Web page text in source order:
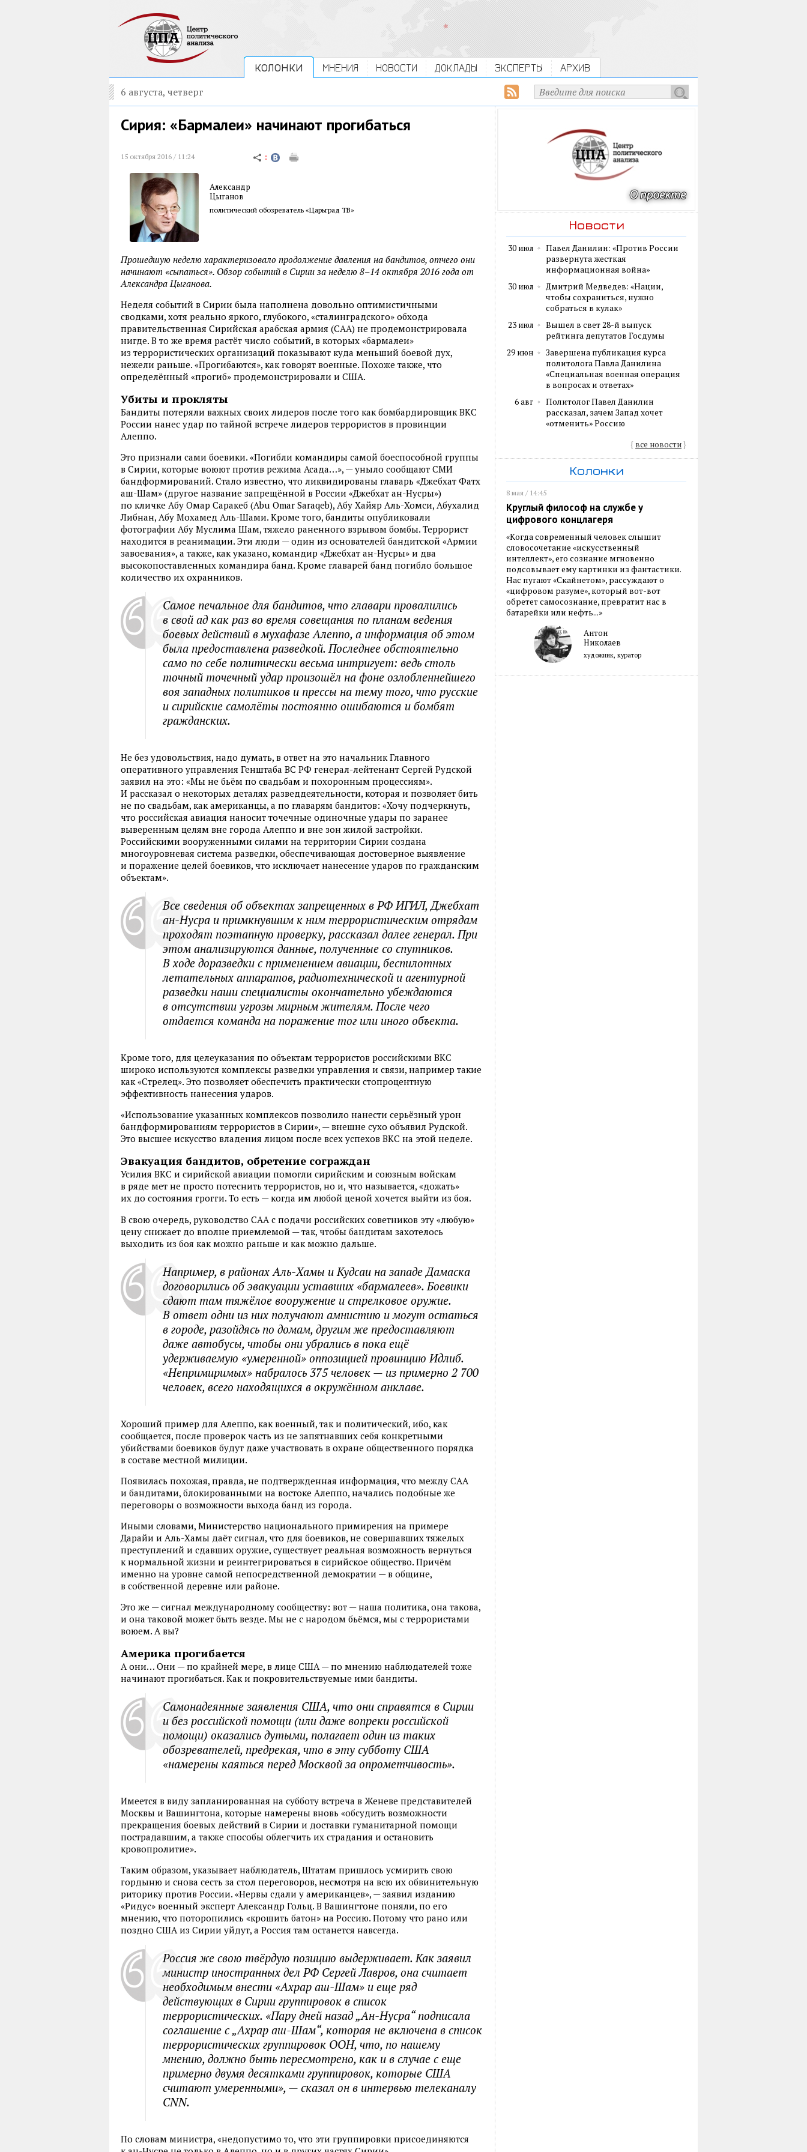
КОЛОНКИ МНЕНИЯ НОВОСТИ ДОКЛАДЫ ЭКСПЕРТЫ АРХИВ
6 августа, четверг
Сирия: «Бармалеи» начинают прогибаться
15 октября 2016 / 11:24
Александр
Цыганов
политический обозреватель «Царьград ТВ»
Прошедшую неделю характеризовало продолжение давления на бандитов, отчего они
начинают «сыпаться». Обзор событий в Сирии за неделю 8–14 октября 2016 года от
Александра Цыганова.
Неделя событий в Сирии была наполнена довольно оптимистичными
сводками, хотя реально яркого, глубокого, «сталинградского» обхода
правительственная Сирийская арабская армия (САА) не продемонстрировала
нигде. В то же время растёт число событий, в которых «бармалеи»
из террористических организаций показывают куда меньший боевой дух,
нежели раньше. «Прогибаются», как говорят военные. Похоже также, что
определённый «прогиб» продемонстрировали и США.
Убиты и прокляты
Бандиты потеряли важных своих лидеров после того как бомбардировщик ВКС
России нанес удар по тайной встрече лидеров террористов в провинции
Алеппо.
Это признали сами боевики. «Погибли командиры самой боеспособной группы
в Сирии, которые воюют против режима Асада…», — уныло сообщают СМИ
бандформирований. Стало известно, что ликвидированы главарь «Джебхат Фатх
аш-Шам» (другое название запрещённой в России «Джебхат ан-Нусры»)
по кличке Абу Омар Саракеб (Abu Omar Saraqeb), Абу Хайяр Аль-Хомси, Абухалид
Либнан, Абу Мохамед Аль-Шами. Кроме того, бандиты опубликовали
фотографии Абу Муслима Шам, тяжело раненного взрывом бомбы. Террорист
находится в реанимации. Эти люди — один из основателей бандитской «Армии
завоевания», а также, как указано, командир «Джебхат ан-Нусры» и два
высокопоставленных командира банд. Кроме главарей банд погибло большое
количество их охранников.
Самое печальное для бандитов, что главари провалились
в свой ад как раз во время совещания по планам ведения
боевых действий в мухафазе Алеппо, а информация об этом
была предоставлена разведкой. Последнее обстоятельно
само по себе политически весьма интригует: ведь столь
точный точечный удар произошёл на фоне озлобленнейшего
воя западных политиков и прессы на тему того, что русские
и сирийские самолёты постоянно ошибаются и бомбят
гражданских.
Не без удовольствия, надо думать, в ответ на это начальник Главного
оперативного управления Генштаба ВС РФ генерал-лейтенант Сергей Рудской
заявил на это: «Мы не бьём по свадьбам и похоронным процессиям».
И рассказал о некоторых деталях разведдеятельности, которая и позволяет бить
не по свадьбам, как американцы, а по главарям бандитов: «Хочу подчеркнуть,
что российская авиация наносит точечные одиночные удары по заранее
выверенным целям вне города Алеппо и вне зон жилой застройки.
Российскими вооруженными силами на территории Сирии создана
многоуровневая система разведки, обеспечивающая достоверное выявление
и поражение целей боевиков, что исключает нанесение ударов по гражданским
объектам».
Все сведения об объектах запрещенных в РФ ИГИЛ, Джебхат
ан-Нусра и примкнувшим к ним террористическим отрядам
проходят поэтапную проверку, рассказал далее генерал. При
этом анализируются данные, полученные со спутников.
В ходе доразведки с применением авиации, беспилотных
летательных аппаратов, радиотехнической и агентурной
разведки наши специалисты окончательно убеждаются
в отсутствии угрозы мирным жителям. После чего
отдается команда на поражение тог или иного объекта.
Кроме того, для целеуказания по объектам террористов российскими ВКС
широко используются комплексы разведки управления и связи, например такие
как «Стрелец». Это позволяет обеспечить практически стопроцентную
эффективность нанесения ударов.
«Использование указанных комплексов позволило нанести серьёзный урон
бандформированиям террористов в Сирии», — внешне сухо объявил Рудской.
Это высшее искусство владения лицом после всех успехов ВКС на этой неделе.
Эвакуация бандитов, обретение сограждан
Усилия ВКС и сирийской авиации помогли сирийским и союзным войскам
в ряде мет не просто потеснить террористов, но и, что называется, «дожать»
их до состояния грогги. То есть — когда им любой ценой хочется выйти из боя.
В свою очередь, руководство САА с подачи российских советников эту «любую»
цену снижает до вполне приемлемой — так, чтобы бандитам захотелось
выходить из боя как можно раньше и как можно дальше.
Например, в районах Аль-Хамы и Кудсаи на западе Дамаска
договорились об эвакуации уставших «бармалеев». Боевики
сдают там тяжёлое вооружение и стрелковое оружие.
В ответ одни из них получают амнистию и могут остаться
в городе, разойдясь по домам, другим же предоставляют
даже автобусы, чтобы они убрались в пока ещё
удерживаемую «умеренной» оппозицией провинцию Идлиб.
«Непримиримых» набралось 375 человек — из примерно 2 700
человек, всего находящихся в окружённом анклаве.
Хороший пример для Алеппо, как военный, так и политический, ибо, как
сообщается, после проверок часть из не запятнавших себя конкретными
убийствами боевиков будут даже участвовать в охране общественного порядка
в составе местной милиции.
Появилась похожая, правда, не подтвержденная информация, что между САА
и бандитами, блокированными на востоке Алеппо, начались подобные же
переговоры о возможности выхода банд из города.
Иными словами, Министерство национального примирения на примере
Дарайи и Аль-Хамы даёт сигнал, что для боевиков, не совершавших тяжелых
преступлений и сдавших оружие, существует реальная возможность вернуться
к нормальной жизни и реинтегрироваться в сирийское общество. Причём
именно на уровне самой непосредственной демократии — в общине,
в собственной деревне или районе.
Это же — сигнал международному сообществу: вот — наша политика, она такова,
и она таковой может быть везде. Мы не с народом бьёмся, мы с террористами
воюем. А вы?
Америка прогибается
А они… Они — по крайней мере, в лице США — по мнению наблюдателей тоже
начинают прогибаться. Как и покровительствуемые ими бандиты.
Самонадеянные заявления США, что они справятся в Сирии
и без российской помощи (или даже вопреки российской
помощи) оказались дутыми, полагает один из таких
обозревателей, предрекая, что в эту субботу США
«намерены каяться перед Москвой за опрометчивость».
Имеется в виду запланированная на субботу встреча в Женеве представителей
Москвы и Вашингтона, которые намерены вновь «обсудить возможности
прекращения боевых действий в Сирии и доставки гуманитарной помощи
пострадавшим, а также способы облегчить их страдания и остановить
кровопролитие».
Таким образом, указывает наблюдатель, Штатам пришлось усмирить свою
гордыню и снова сесть за стол переговоров, несмотря на всю их обвинительную
риторику против России. «Нервы сдали у американцев», — заявил изданию
«Ридус» военный эксперт Александр Гольц. В Вашингтоне поняли, по его
мнению, что поторопились «крошить батон» на Россию. Потому что рано или
поздно США из Сирии уйдут, а Россия там останется навсегда.
Россия же свою твёрдую позицию выдерживает. Как заявил
министр иностранных дел РФ Сергей Лавров, она считает
необходимым внести «Ахрар аш-Шам» и еще ряд
действующих в Сирии группировок в список
террористических. «Пару дней назад „Ан-Нусра“ подписала
соглашение с „Ахрар аш-Шам“, которая не включена в список
террористических группировок ООН, что, по нашему
мнению, должно быть пересмотрено, как и в случае с еще
примерно двумя десятками группировок, которые США
считают умеренными», — сказал он в интервью телеканалу
CNN.
По словам министра, «недопустимо то, что эти группировки присоединяются
Новости
30 июл
Павел Данилин: «Против России
развернута жесткая
информационная война»
30 июл
Дмитрий Медведев: «Нации,
чтобы сохраниться, нужно
собраться в кулак»
23 июл
Вышел в свет 28-й выпуск
рейтинга депутатов Госдумы
29 июн
Завершена публикация курса
политолога Павла Данилина
«Специальная военная операция
в вопросах и ответах»
6 авг
Политолог Павел Данилин
рассказал, зачем Запад хочет
«отменить» Россию
{ все новости}
Колонки
8 мая / 14:45
Круглый философ на службе у
цифрового концлагеря
«Когда современный человек слышит
словосочетание «искусственный
интеллект», его сознание мгновенно
подсовывает ему картинки из фантастики.
Нас пугают «Скайнетом», рассуждают о
«цифровом разуме», который вот-вот
обретет самосознание, превратит нас в
батарейки или нефть...»
Антон
Николаев
художник, куратор